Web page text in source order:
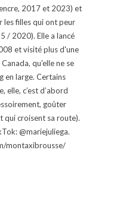
2017 et 2023) et
les filles qui ont peur
/ 2020). Elle a lancé
et visité plus d'une
qu'elle ne se
en large. Certains
elle, c’est d’abord
goûter
qui croisent sa route).
@mariejuliega.
montaxibrousse/